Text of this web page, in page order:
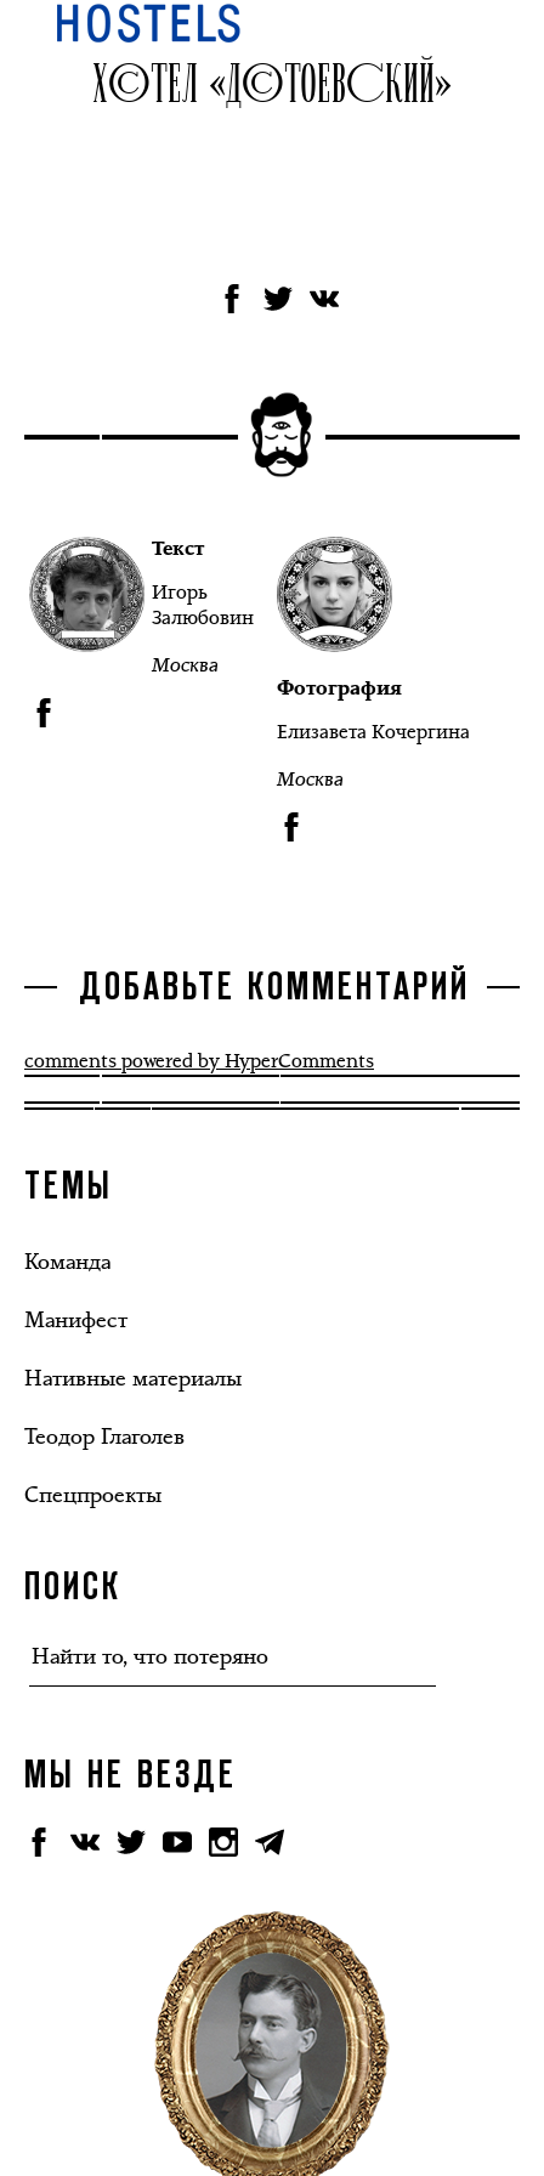
ХОСТЕЛ «ДОСТОЕВСКИЙ»
Текст
Игорь
Залюбовин
Москва
Фотография
Елизавета Кочергина
Москва
ДОБАВЬТЕ КОММЕНТАРИЙ
comments powered by HyperComments
ТЕМЫ
Команда
Манифест
Нативные материалы
Теодор Глаголев
Спецпроекты
ПОИСК
МЫ НЕ ВЕЗДЕ